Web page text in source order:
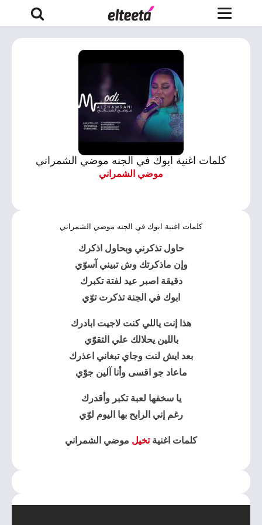
كلمات اغنية ابوك في الجنه موضي الشمراني
موضي الشمراني
كلمات اغنية ابوك في الجنه موضي الشمراني
حاول تذكرني وبحاول اذكرك
وإن ماذكرتك وش تبيني آسوّي
دقيقة اصبر عيد لفتة تكبرك
ابوك في الجنة تذكرت توّي
هذا إنت ياللي كنت لاجيت ابادرك
باللين يحلالك علي التقوّي
بعد ايش لنت وجاي تبغاني اعذرك
ماعاد جو اقسى وأنا آلين جوّي
يا سخفها لعبة تكبر وأقدرك
رغم إني الرابح بها اليوم لوّي
كلمات اغنيةتخيل موضي الشمراني